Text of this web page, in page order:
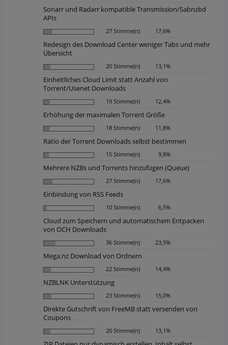
Sonarr und Radarr kompatible Transmission/Sabnzbd
APIs
27 Stimme(n) 17,6%
Redesign des Download Center weniger Tabs und mehr
Übersicht
20 Stimme(n) 13,1%
Einheitliches Cloud Limit statt Anzahl von
Torrent/Usenet Downloads
19 Stimme(n) 12,4%
Erhöhung der maximalen Torrent Größe
18 Stimme(n) 11,8%
Ratio der Torrent Downloads selbst bestimmen
15 Stimme(n) 9,8%
Mehrere NZBs und Torrents hinzufügen (Queue)
27 Stimme(n) 17,6%
Einbindung von RSS Feeds
10 Stimme(n) 6,5%
Cloud zum Speichern und automatischem Entpacken
von OCH Downloads
36 Stimme(n) 23,5%
Mega.nz Download von Ordnern
22 Stimme(n) 14,4%
NZBLNK Unterstützung
23 Stimme(n) 15,0%
Direkte Gutschrift von FreeMB statt versenden von
Coupons
20 Stimme(n) 13,1%